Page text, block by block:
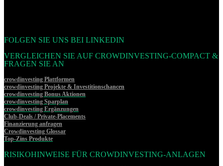
FOLGEN SIE UNS BEI LINKEDIN
VERGLEICHEN SIE AUF CROWDINVESTING-COMPACT &
FRAGEN SIE AN
crowdinvesting Plattformen
crowdinvesting Projekte & Investitionschancen
crowdinvesting Bonus Aktionen
crowdinvesting Sparplan
crowdinvesting Ergänzungen
Club-Deals / Private-Placements
Finanzierung anfragen
Crowdinvesting Glossar
Top-Zins Produkte
RISIKOHINWEISE FÜR CROWDINVESTING-ANLAGEN